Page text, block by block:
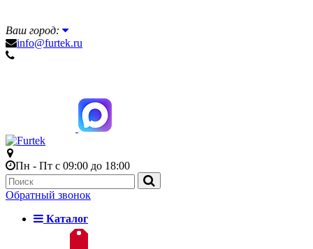
Ваш город:
info@furtek.ru
Пн - Пт с 09:00 до 18:00
Обратный звонок
Каталог